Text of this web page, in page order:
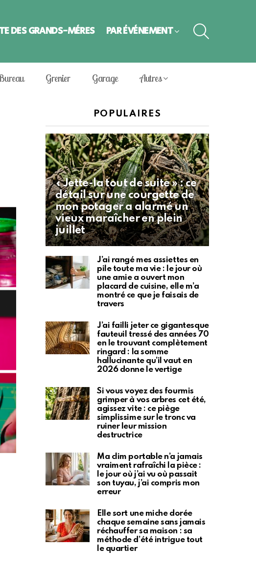
DES GRANDS-MÈRES PAR ÉVÈNEMENT
Grenier Garage Autres
POPULAIRES
« Jette-la tout de suite » : ce
détail sur une courgette de
mon potager a alarmé un
vieux maraîcher en plein
juillet
J’ai rangé mes assiettes en
pile toute ma vie : le jour où
une amie a ouvert mon
placard de cuisine, elle m’a
montré ce que je faisais de
travers
J’ai failli jeter ce gigantesque
fauteuil tressé des années 70
en le trouvant complètement
ringard : la somme
hallucinante qu’il vaut en
2026 donne le vertige
Si vous voyez des fourmis
grimper à vos arbres cet été,
agissez vite : ce piège
simplissime sur le tronc va
ruiner leur mission
destructrice
Ma clim portable n’a jamais
vraiment rafraîchi la pièce :
le jour où j’ai vu où passait
son tuyau, j’ai compris mon
erreur
Elle sort une miche dorée
chaque semaine sans jamais
réchauffer sa maison : sa
méthode d’été intrigue tout
le quartier